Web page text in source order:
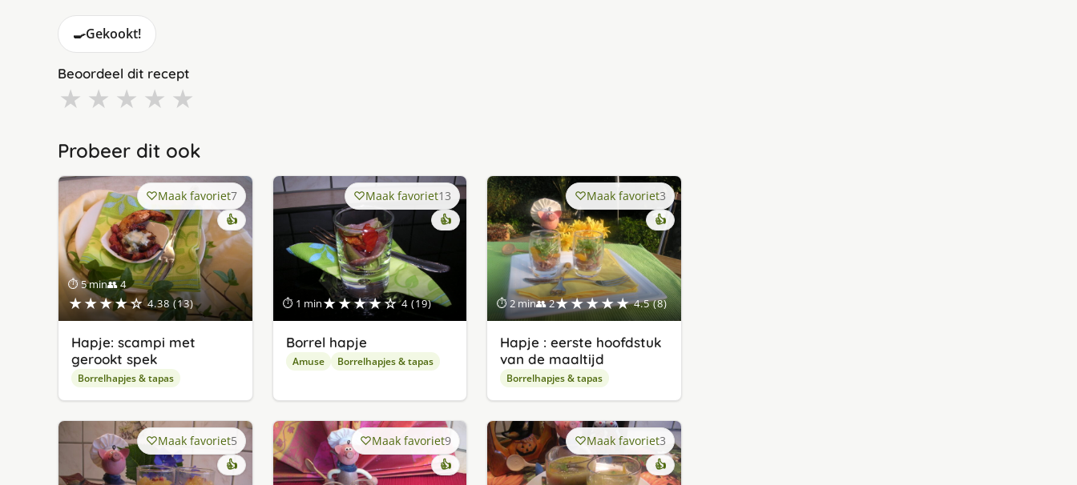
🍳Gekookt!
Beoordeel dit recept
★ ★ ★ ★ ★
Probeer dit ook
⏱ 5 min👥 4
★★★★☆ 4.38 (13)
Maak favoriet7
👍
Hapje: scampi met
gerookt spek
Borrelhapjes & tapas
⏱ 1 min★★★★☆ 4 (19)
Maak favoriet13
👍
Borrel hapje
Amuse Borrelhapjes & tapas
⏱ 2 min👥 2★★★★★ 4.5 (8)
Maak favoriet3
👍
Hapje : eerste hoofdstuk
van de maaltijd
Borrelhapjes & tapas
Maak favoriet5
👍
Maak favoriet9
👍
Maak favoriet3
👍